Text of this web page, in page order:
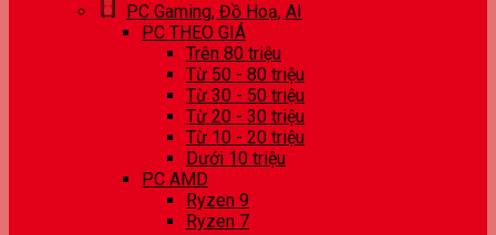
PC Gaming, Đồ Hoạ, AI
PC THEO GIÁ
Trên 80 triệu
Từ 50 - 80 triệu
Từ 30 - 50 triệu
Từ 20 - 30 triệu
Từ 10 - 20 triệu
Dưới 10 triệu
PC AMD
Ryzen 9
Ryzen 7